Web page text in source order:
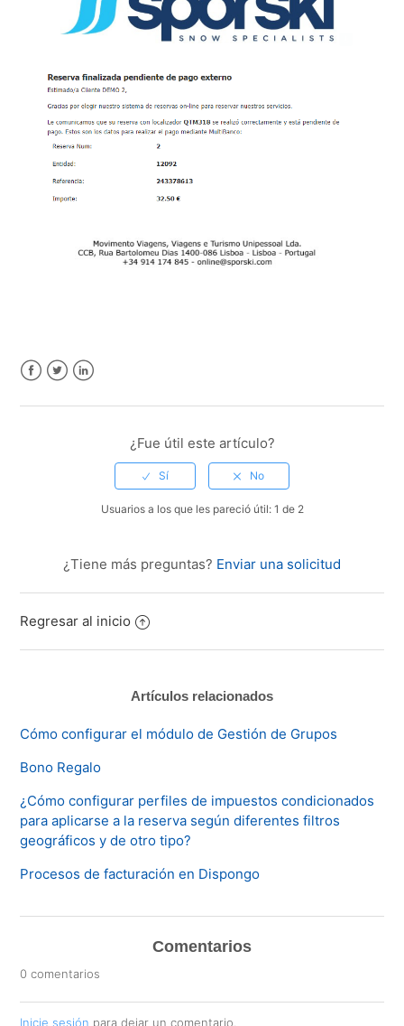
¿Fue útil este artículo?
Usuarios a los que les pareció útil: 1 de 2
¿Tiene más preguntas? Enviar una solicitud
Regresar al inicio
Artículos relacionados
Cómo configurar el módulo de Gestión de Grupos
Bono Regalo
¿Cómo configurar perfiles de impuestos condicionados
para aplicarse a la reserva según diferentes filtros
geográficos y de otro tipo?
Procesos de facturación en Dispongo
Comentarios
0 comentarios
Inicie sesión para dejar un comentario.